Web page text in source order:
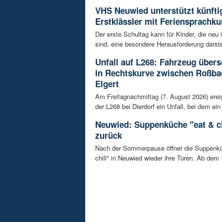
VHS Neuwied unterstützt
Erstklässler mit
Der erste Schultag kann für Kinder, die neu
sind, eine besondere Herausforderung
Unfall auf L268: Fahrzeug
in Rechtskurve zwischen
Elgert
Am Freitagnachmittag (7. August 2026)
der L268 bei Dierdorf ein Unfall, bei dem
Neuwied: Suppenküche "eat &
zurück
Nach der Sommerpause öffnet die
chill" in Neuwied wieder ihre Türen. Ab